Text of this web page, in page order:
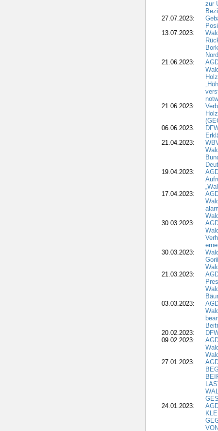
zur
27.07.2023:
13.07.2023:
21.06.2023:
21.06.2023:
06.06.2023:
21.04.2023:
19.04.2023:
17.04.2023:
30.03.2023:
30.03.2023:
21.03.2023:
03.03.2023:
20.02.2023:
09.02.2023:
27.01.2023:
24.01.2023: